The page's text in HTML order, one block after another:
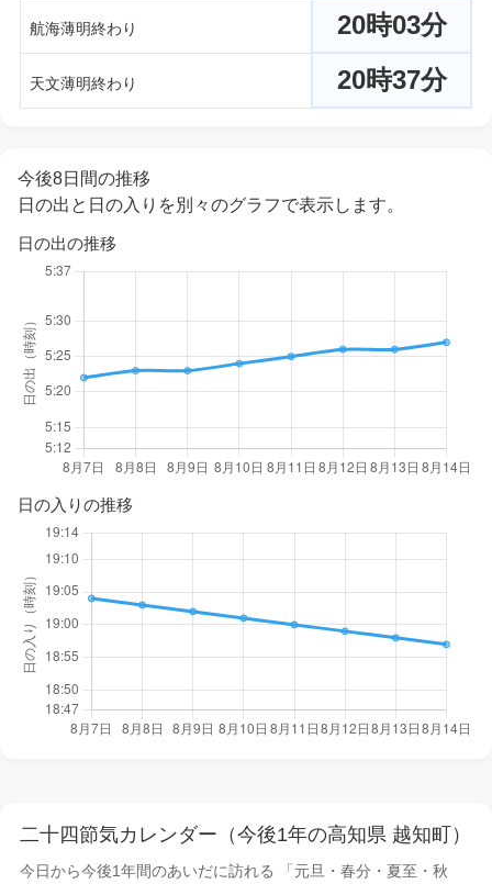
航海薄明終わり 20時03分
天文薄明終わり 20時37分
今後8日間の推移
日の出と日の入りを別々のグラフで表示します。
日の出の推移
日の入りの推移
二十四節気カレンダー（今後1年の高知県 越知町）
今日から今後1年間のあいだに訪れる 「元旦・春分・夏至・秋